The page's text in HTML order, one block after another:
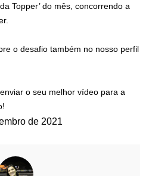
Topper’ do mês, concorrendo a
o desafio também no nosso perfil
o seu melhor vídeo para a
de 2021